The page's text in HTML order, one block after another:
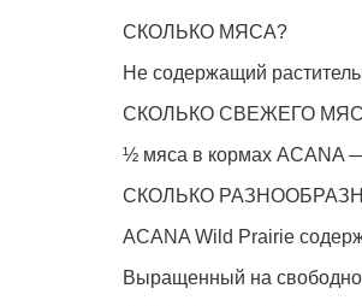
СКОЛЬКО МЯСА?
Не содержащий
СКОЛЬКО СВЕЖЕГО
½ мяса в кормах ACANA
СКОЛЬКО
ACANA Wild Prairie
Выращенный на